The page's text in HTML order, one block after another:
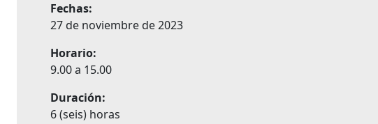
Fechas:
27 de noviembre de 2023
Horario:
9.00 a 15.00
Duración:
6 (seis) horas